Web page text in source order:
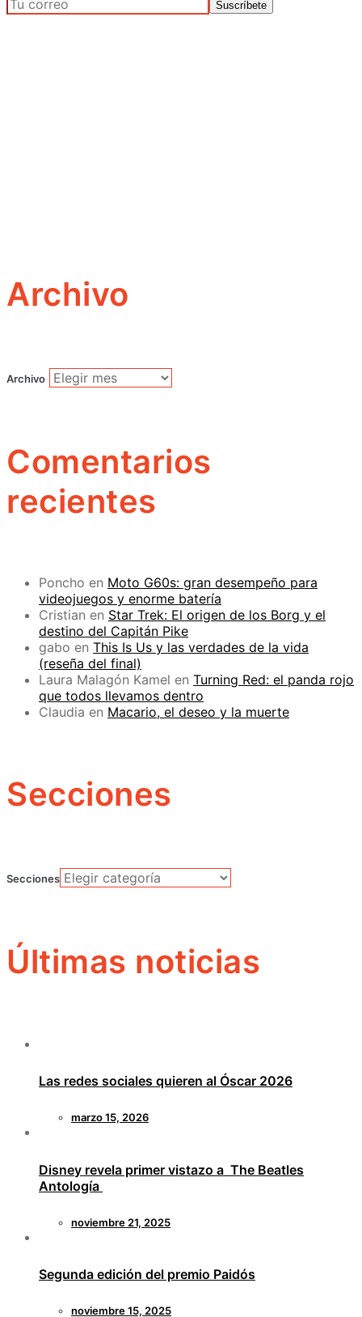
Archivo
Archivo
Comentarios
recientes
Poncho en Moto G60s: gran desempeño para
videojuegos y enorme batería
Cristian en Star Trek: El origen de los Borg y el
destino del Capitán Pike
gabo en This Is Us y las verdades de la vida
(reseña del final)
Laura Malagón Kamel en Turning Red: el panda rojo
que todos llevamos dentro
Claudia en Macario, el deseo y la muerte
Secciones
Secciones
Últimas noticias
Las redes sociales quieren al Óscar 2026
marzo 15, 2026
Disney revela primer vistazo a The Beatles
Antología
noviembre 21, 2025
Segunda edición del premio Paidós
noviembre 15, 2025